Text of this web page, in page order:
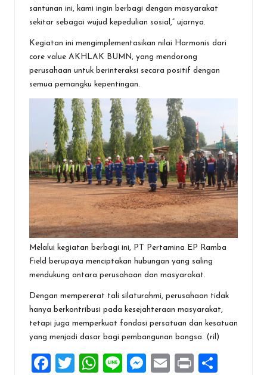
santunan ini, kami ingin berbagi dengan masyarakat
sekitar sebagai wujud kepedulian sosial,” ujarnya.
Kegiatan ini mengimplementasikan nilai Harmonis dari
core value AKHLAK BUMN, yang mendorong
perusahaan untuk berinteraksi secara positif dengan
semua pemangku kepentingan.
Melalui kegiatan berbagi ini, PT Pertamina EP Ramba
Field berupaya menciptakan hubungan yang saling
mendukung antara perusahaan dan masyarakat.
Dengan mempererat tali silaturahmi, perusahaan tidak
hanya berkontribusi pada kesejahteraan masyarakat,
tetapi juga memperkuat fondasi persatuan dan kesatuan
yang menjadi dasar bagi pembangunan bangsa. (ril)
F
T
W
Li
M
E
Pr